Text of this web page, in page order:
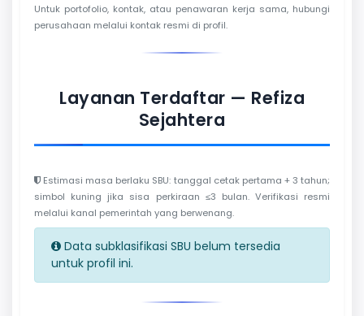
Untuk portofolio, kontak, atau penawaran kerja sama, hubungi
perusahaan melalui kontak resmi di profil.
Layanan Terdaftar — Refiza
Sejahtera
Estimasi masa berlaku SBU: tanggal cetak pertama + 3 tahun;
simbol kuning jika sisa perkiraan ≤3 bulan. Verifikasi resmi
melalui kanal pemerintah yang berwenang.
Data subklasifikasi SBU belum tersedia
untuk profil ini.